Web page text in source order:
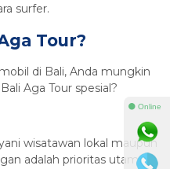
surfer.
Tour?
di Bali, Anda mungkin
Aga Tour spesial?
wisatawan lokal maupun
adalah prioritas utama
⚫ Online